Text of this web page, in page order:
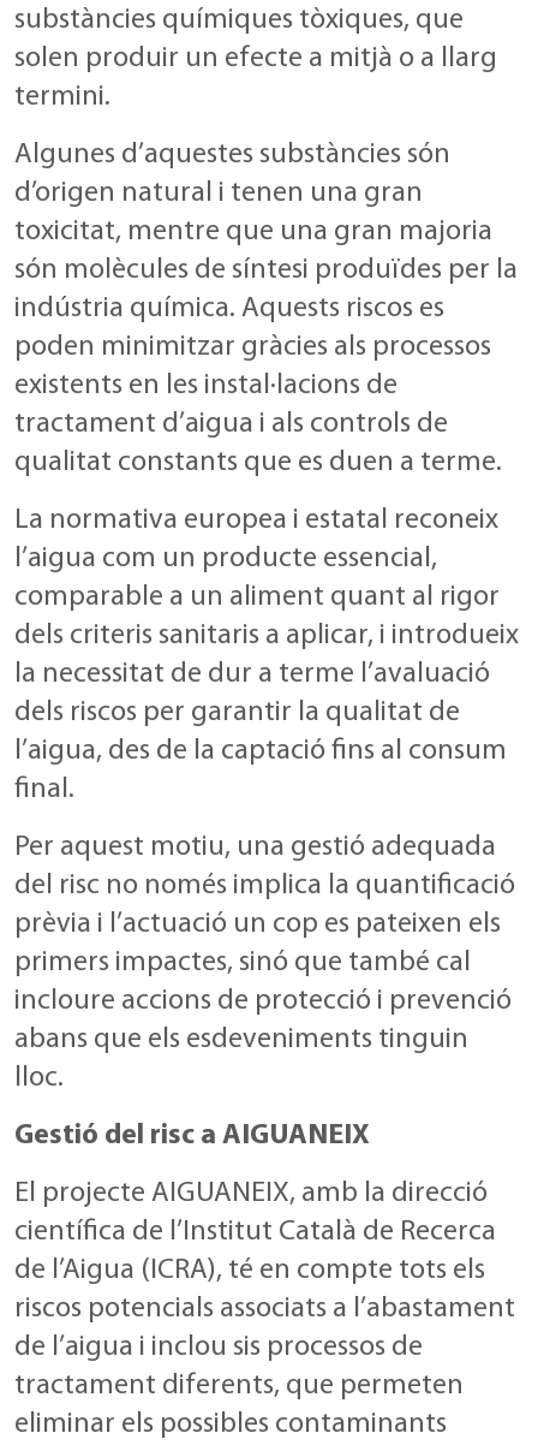
substàncies químiques tòxiques, que
solen produir un efecte a mitjà o a llarg
termini.
Algunes d’aquestes substàncies són
d’origen natural i tenen una gran
toxicitat, mentre que una gran majoria
són molècules de síntesi produïdes per la
indústria química. Aquests riscos es
poden minimitzar gràcies als processos
existents en les instal·lacions de
tractament d’aigua i als controls de
qualitat constants que es duen a terme.
La normativa europea i estatal reconeix
l’aigua com un producte essencial,
comparable a un aliment quant al rigor
dels criteris sanitaris a aplicar, i introdueix
la necessitat de dur a terme l’avaluació
dels riscos per garantir la qualitat de
l’aigua, des de la captació fins al consum
final.
Per aquest motiu, una gestió adequada
del risc no només implica la quantificació
prèvia i l’actuació un cop es pateixen els
primers impactes, sinó que també cal
incloure accions de protecció i prevenció
abans que els esdeveniments tinguin
lloc.
Gestió del risc a AIGUANEIX
El projecte AIGUANEIX, amb la direcció
científica de l’Institut Català de Recerca
de l’Aigua (ICRA), té en compte tots els
riscos potencials associats a l’abastament
de l’aigua i inclou sis processos de
tractament diferents, que permeten
eliminar els possibles contaminants